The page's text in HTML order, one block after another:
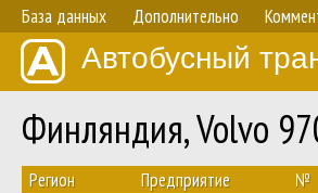
База данных Дополнительно
Автобусный
Финляндия, Volvo
Регион Предприятие №